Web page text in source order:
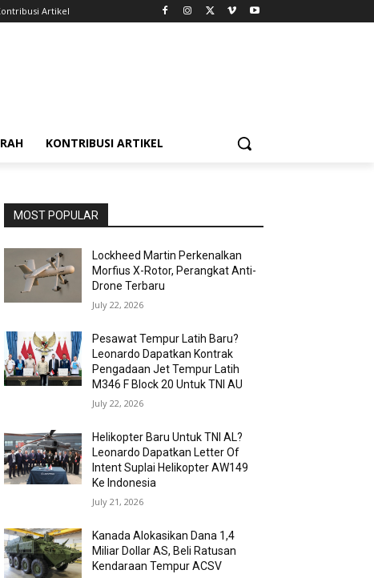
Artikel
KONTRIBUSI ARTIKEL
MOST POPULAR
Lockheed Martin Perkenalkan
Morfius X-Rotor, Perangkat Anti-
Drone Terbaru
July 22, 2026
Pesawat Tempur Latih Baru?
Leonardo Dapatkan Kontrak
Pengadaan Jet Tempur Latih
M346 F Block 20 Untuk TNI AU
July 22, 2026
Helikopter Baru Untuk TNI AL?
Leonardo Dapatkan Letter Of
Intent Suplai Helikopter AW149
Ke Indonesia
July 21, 2026
Kanada Alokasikan Dana 1,4
Miliar Dollar AS, Beli Ratusan
Kendaraan Tempur ACSV